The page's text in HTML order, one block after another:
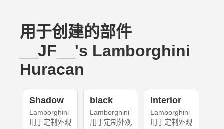
用于创建的部件
__JF__'s Lamborghini
Huracan
Shadow
Lamborghini
用于定制外观
black
Lamborghini
用于定制外观
Interior
Lamborghini
用于定制外观